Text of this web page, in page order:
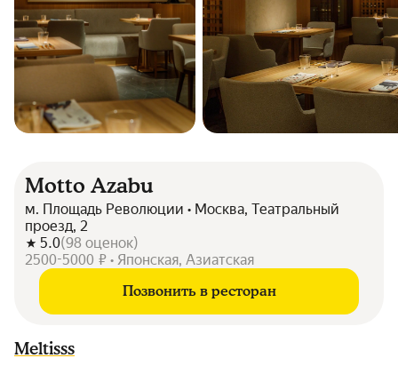
Motto Azabu
м. Площадь Революции • Москва, Театральный
проезд, 2
5.0(98 оценок)
2500-5000 ₽ • Японская, Азиатская
Позвонить в ресторан
Meltisss